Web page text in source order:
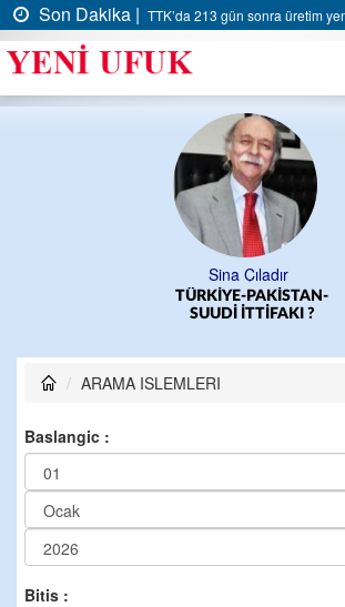
Son Dakika | TTK’da 213 gün sonra üretim
Sina Çıladır
TÜRKİYE-PAKİSTAN-
SUUDİ İTTİFAKI ?
ARAMA ISLEMLERI
Baslangic :
Bitis :